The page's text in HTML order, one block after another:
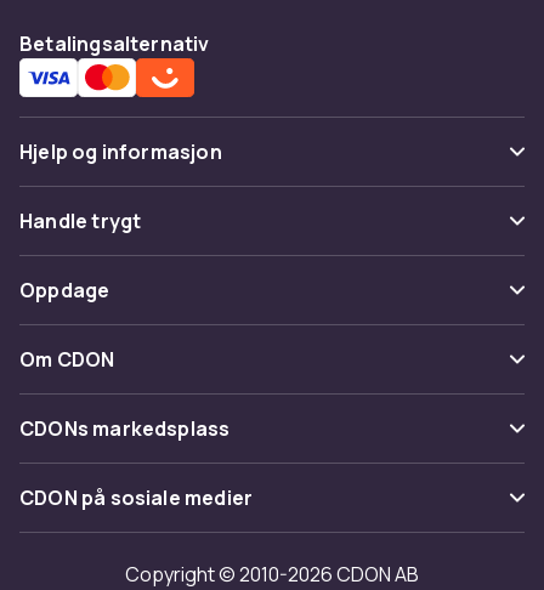
Betalingsalternativ
Hjelp og informasjon
Vanlige spørsmål
Spor pakke
Angre & returner her
Kontakt oss
Handle trygt
Betaling
Levering
Tilbakekallinger
Oppdage
Kategorier
Varemerker
Om CDON
Om oss
Kundeanmeldelser
Jobbe på CDON
Investor relations
CDONs markedsplass
Merchant Help Center
CDON på sosiale medier
Copyright © 2010-2026 CDON AB